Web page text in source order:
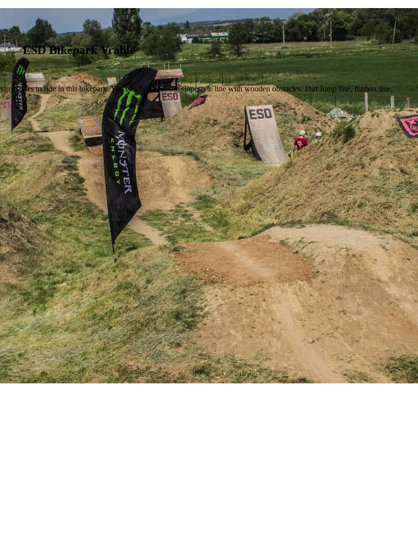
ESD Bikepark Vráble
styles to ride in this bikepark. You can find here big slopestyle line with wooden obstacles. Dirt Jump line, funbox line,